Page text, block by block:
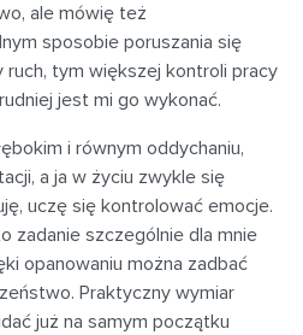
ale mówię też
sposobie poruszania się
tym większej kontroli pracy
jest mi go wykonać.
i równym oddychaniu,
a ja w życiu zwykle się
uczę się kontrolować emocje.
zadanie szczególnie dla mnie
opanowaniu można zadbać
Praktyczny wymiar
już na samym początku